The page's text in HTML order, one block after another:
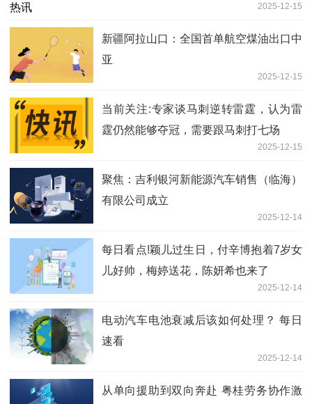
2025-12-15
新疆阿拉山口：全国首单航空煤油出口中
亚
2025-12-15
当前关注:专家谈马刺逆转雷霆，认为雷
霆仍然能够夺冠，需要跟马刺打七场
2025-12-15
聚焦：吉利银河新能源汽车销售（临海）
有限公司成立
2025-12-14
每日看点!颖儿过生日，付辛博抱着7岁女
儿好帅，梅婷送花，陈妍希也来了
2025-12-14
电动汽车电池衰减后该如何处理？ 每日
速看
2025-12-14
从单向援助到双向奔赴 粤桂劳务协作激